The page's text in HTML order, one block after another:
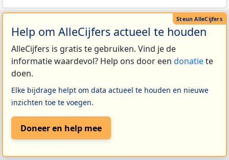
Help om AlleCijfers actueel te houden
AlleCijfers is gratis te gebruiken. Vind je de
informatie waardevol? Help ons door een donatiete
doen.
Elke bijdrage helpt om data actueel te houden en nieuwe
inzichten toe te voegen.
Doneer en help mee